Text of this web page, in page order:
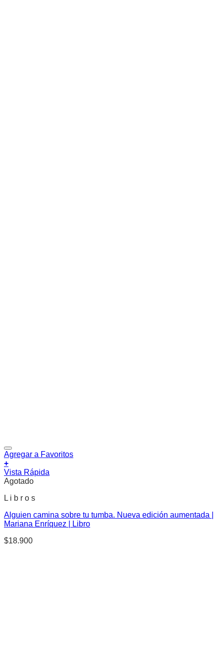
Agregar a Favoritos
+
Vista Rápida
Agotado
L i b r o s
Alguien camina sobre tu tumba. Nueva edición aumentada |
Mariana Enríquez | Libro
$18.900